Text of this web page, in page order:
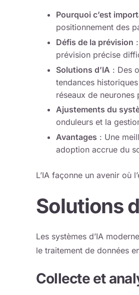
Pourquoi c’est
positionnement des
Défis de la prévision
prévision précise
Solutions d’IA : Des
tendances
réseaux de neurones
Ajustements du
onduleurs et la
Avantages : Une
adoption accrue du
L’IA façonne un avenir où
Solutions
Les systèmes d’IA
le traitement de données
Collecte et